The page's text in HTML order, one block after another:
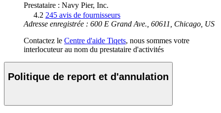
Prestataire : Navy Pier, Inc.
4.2 245 avis de fournisseurs
Adresse enregistrée : 600 E Grand Ave., 60611, Chicago, US
Contactez le Centre d'aide Tiqets, nous sommes votre
interlocuteur au nom du prestataire d'activités
Politique de report et d'annulation